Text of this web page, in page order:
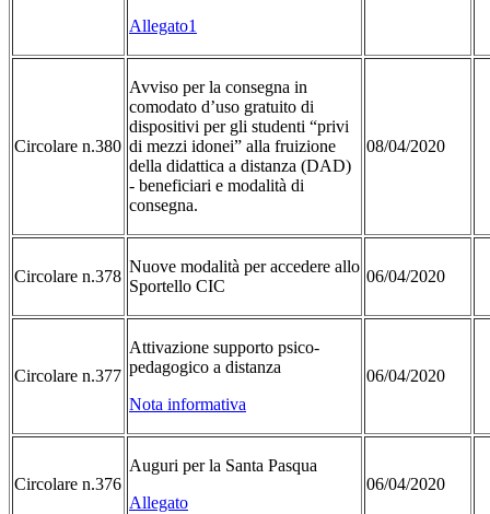
Allegato1
Circolare n.380
Avviso per la consegna in
comodato d’uso gratuito di
dispositivi per gli studenti “privi
di mezzi idonei” alla fruizione
della didattica a distanza (DAD)
- beneficiari e modalità di
consegna.
08/04/2020
Circolare n.378
Nuove modalità per accedere allo
Sportello CIC
06/04/2020
Circolare n.377
Attivazione supporto psico-
pedagogico a distanza
Nota informativa
06/04/2020
Circolare n.376
Auguri per la Santa Pasqua
Allegato
06/04/2020